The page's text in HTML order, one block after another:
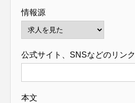
情報源
公式サイト、SNSなどのリンク
本文